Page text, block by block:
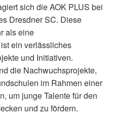
sich die AOK PLUS bei
Dresdner SC. Diese
als eine
ein verlässliches
und Initiativen.
die Nachwuchsprojekte,
im Rahmen einer
um junge Talente für den
und zu fördern.